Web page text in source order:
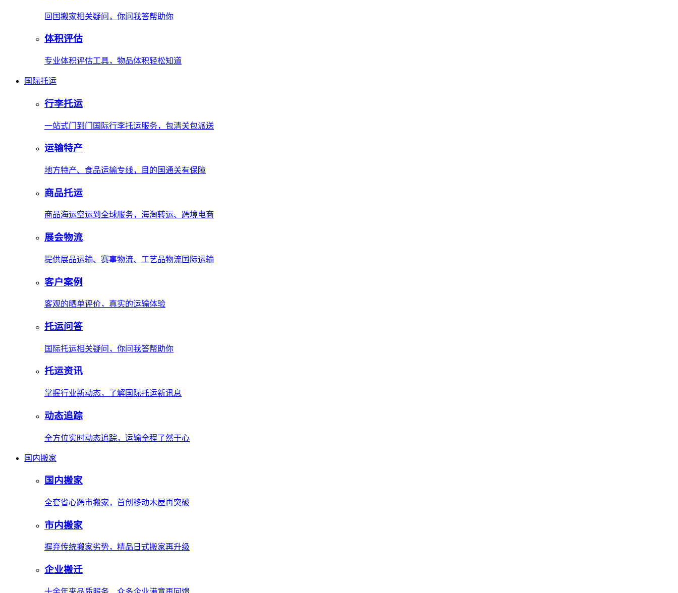
回国搬家相关疑问，你问我答帮助你
体积评估
专业体积评估工具，物品体积轻松知道
国际托运
行李托运
一站式门到门国际行李托运服务，包清关包派送
运输特产
地方特产、食品运输专线，目的国通关有保障
商品托运
商品海运空运到全球服务，海淘转运、跨境电商
展会物流
提供展品运输、赛事物流、工艺品物流国际运输
客户案例
客观的晒单评价，真实的运输体验
托运问答
国际托运相关疑问，你问我答帮助你
托运资讯
掌握行业新动态，了解国际托运新讯息
动态追踪
全方位实时动态追踪，运输全程了然于心
国内搬家
国内搬家
全套省心跨市搬家，首创移动木屋再突破
市内搬家
摒弃传统搬家劣势，精品日式搬家再升级
企业搬迁